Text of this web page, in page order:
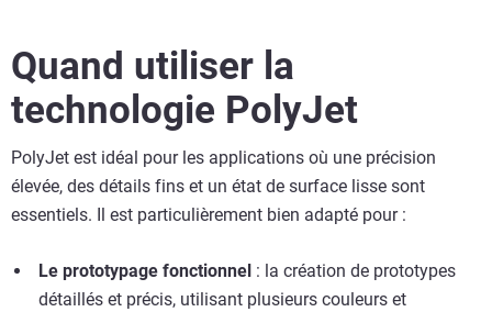
Quand utiliser la
technologie PolyJet
PolyJet est idéal pour les applications où une précision
élevée, des détails fins et un état de surface lisse sont
essentiels. Il est particulièrement bien adapté pour :
Le prototypage fonctionnel : la création de prototypes
détaillés et précis, utilisant plusieurs couleurs et